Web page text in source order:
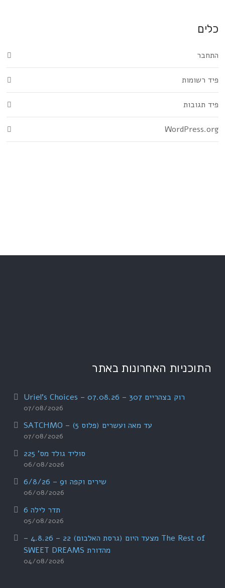
כלים
התחבר
פיד רשומות
פיד תגובות
WordPress.org
התוכניות האחרונות באתר
רוק בצהריים 307 – 07.08.26 – Uriel's Choices
07/08/2026
עד מאה ועשרים (פלוס 5) – SATCHMO
07/08/2026
סוליד גולד מס' 225
06/08/2026
שירים וקפה 91 – 6/8/26
06/08/2026
תדר לילה 6
05/08/2026
The Rest of מצעד היום (גרסת האלבום) 22 – 4.8.26 –
מהדורת SWEET DREAMS
04/08/2026